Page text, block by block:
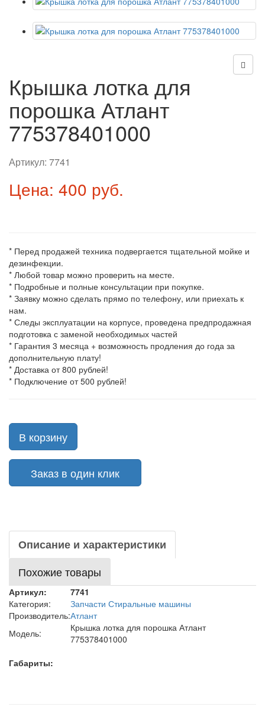
Крышка лотка для
порошка Атлант
775378401000
Артикул: 7741
Цена: 400 руб.
* Перед продажей техника подвергается тщательной мойке и
дезинфекции.
* Любой товар можно проверить на месте.
* Подробные и полные консультации при покупке.
* Заявку можно сделать прямо по телефону, или приехать к
нам.
* Следы эксплуатации на корпусе, проведена предпродажная
подготовка с заменой необходимых частей
* Гарантия 3 месяца + возможность продления до года за
дополнительную плату!
* Доставка от 800 рублей!
* Подключение от 500 рублей!
В корзину
Заказ в один клик
Описание и характеристики
Похожие товары
Артикул:
7741
Категория:
Запчасти Стиральные машины
Производитель:Атлант
Модель:
Крышка лотка для порошка Атлант
775378401000
Габариты: